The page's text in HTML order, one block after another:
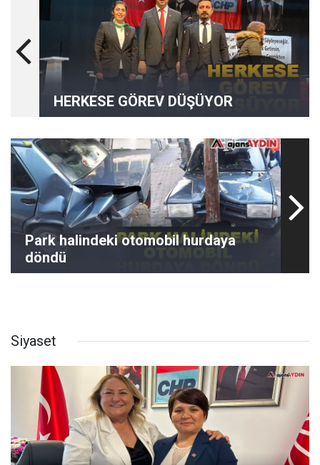
HERKESE GÖREV DÜŞÜYOR
Park halindeki otomobil hurdaya
döndü
Siyaset